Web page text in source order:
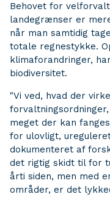
Behovet for
landegrænser er
når man samtidig
totale regnestykke.
klimaforandringer,
biodiversitet.
"Vi ved, hvad der
meget der kan
for ulovligt,
dokumenteret af
det rigtig skidt til for
årti siden, men med
områder, er det